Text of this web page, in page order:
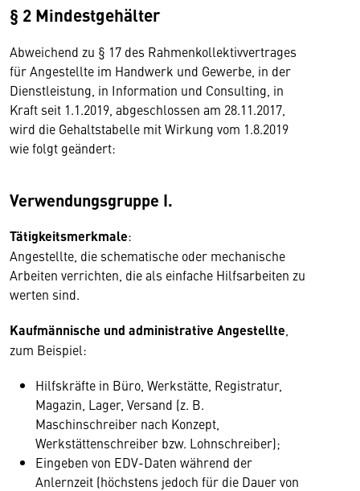
§ 2 Mindestgehälter
Abweichend zu § 17 des Rahmenkollektivvertrages
für Angestellte im Handwerk und Gewerbe, in der
Dienstleistung, in Information und Consulting, in
Kraft seit 1.1.2019, abgeschlossen am 28.11.2017,
wird die Gehaltstabelle mit Wirkung vom 1.8.2019
wie folgt geändert:
Verwendungsgruppe I.
Tätigkeitsmerkmale:
Angestellte, die schematische oder mechanische
Arbeiten verrichten, die als einfache Hilfsarbeiten zu
werten sind.
Kaufmännische und administrative Angestellte
zum Beispiel:
Hilfskräfte in Büro, Werkstätte, Registratur,
Magazin, Lager, Versand (z. B.
Maschinschreiber nach Konzept,
Werkstättenschreiber bzw. Lohnschreiber);
Eingeben von EDV-Daten während der
Anlernzeit (höchstens jedoch für die Dauer von